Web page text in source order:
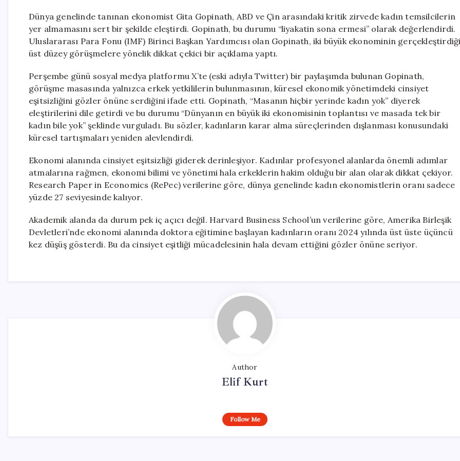
ABD
ve
Çin’e
Kadın
için
Dünya genelinde tanınan ekonomist Gita Gopinath, ABD ve Çin arasındaki kritik zirvede kadın temsilcilerin
yer almamasını sert bir şekilde eleştirdi. Gopinath, bu durumu “liyakatin sona ermesi” olarak değerlendirdi.
Uluslararası Para Fonu (IMF) Birinci Başkan Yardımcısı olan Gopinath, iki büyük ekonominin
üst düzey görüşmelere yönelik dikkat çekici bir açıklama yaptı.
Perşembe günü sosyal medya platformu X’te (eski adıyla Twitter) bir paylaşımda bulunan Gopinath,
görüşme masasında yalnızca erkek yetkililerin bulunmasının, küresel ekonomik yönetimdeki cinsiyet
eşitsizliğini gözler önüne serdiğini ifade etti. Gopinath, “Masanın hiçbir yerinde kadın yok” diyerek
eleştirilerini dile getirdi ve bu durumu “Dünyanın en büyük iki ekonomisinin toplantısı ve masada tek bir
kadın bile yok” şeklinde vurguladı. Bu sözler, kadınların karar alma süreçlerinden dışlanması konusundaki
küresel tartışmaları yeniden alevlendirdi.
Ekonomi alanında cinsiyet eşitsizliği giderek derinleşiyor. Kadınlar profesyonel alanlarda önemli adımlar
atmalarına rağmen, ekonomi bilimi ve yönetimi hala erkeklerin hakim olduğu bir alan olarak dikkat çekiyor.
Research Paper in Economics (RePec) verilerine göre, dünya genelinde kadın ekonomistlerin oranı sadece
yüzde 27 seviyesinde kalıyor.
Akademik alanda da durum pek iç açıcı değil. Harvard Business School’un verilerine göre, Amerika Birleşik
Devletleri’nde ekonomi alanında doktora eğitimine başlayan kadınların oranı 2024 yılında üst üste üçüncü
kez düşüş gösterdi. Bu da cinsiyet eşitliği mücadelesinin hala devam ettiğini gözler önüne seriyor.
Author
Elif Kurt
Follow Me